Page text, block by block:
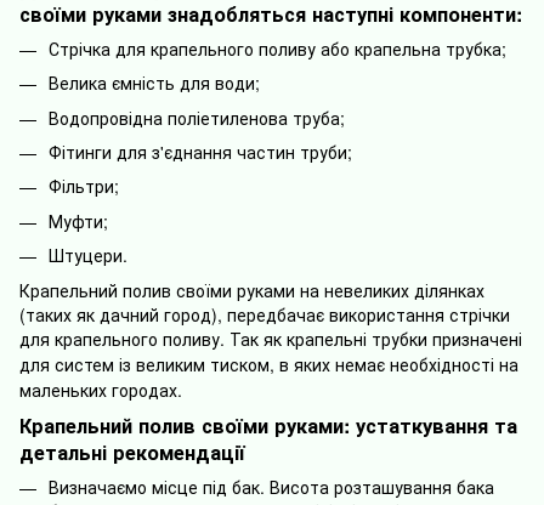
своїми руками знадобляться наступні компоненти:
Стрічка для крапельного поливу або крапельна трубка;
Велика ємність для води;
Водопровідна поліетиленова труба;
Фітинги для з'єднання частин труби;
Фільтри;
Муфти;
Штуцери.
Крапельний полив своїми руками на невеликих ділянках
(таких як дачний город), передбачає використання стрічки
для крапельного поливу. Так як крапельні трубки призначені
для систем із великим тиском, в яких немає необхідності на
маленьких городах.
Крапельний полив своїми руками: устаткування та
детальні рекомендації
Визначаємо місце під бак. Висота розташування бака